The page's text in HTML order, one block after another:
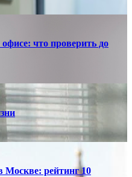
что проверить до
Москве: рейтинг 10